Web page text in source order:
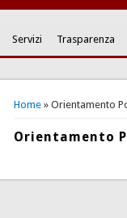
Servizi Trasparenza
Home» Orientamento
Orientamento